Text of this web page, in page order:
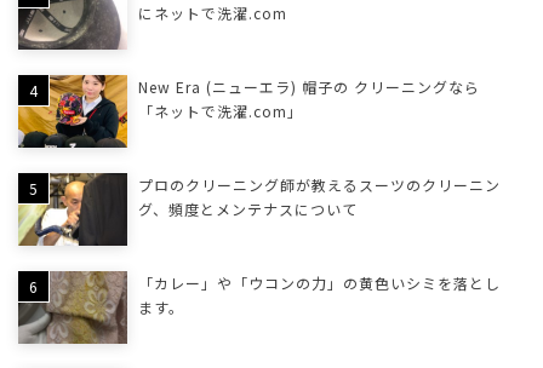
にネットで洗濯.com
New Era (ニューエラ) 帽子の クリーニングなら
「ネットで洗濯.com」
プロのクリーニング師が教えるスーツのクリーニン
グ、頻度とメンテナスについて
「カレー」や「ウコンの力」の黄色いシミを落とし
ます。